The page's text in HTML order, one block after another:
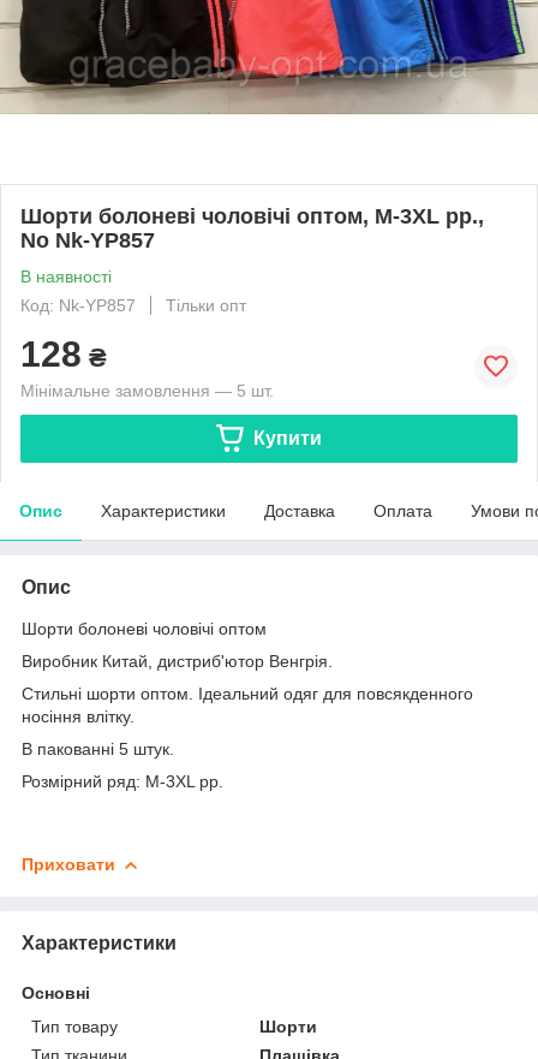
Шорти болоневі чоловічі оптом, M-3XL рр.,
No Nk-YP857
В наявності
Код: Nk-YP857
Тільки опт
128 ₴
Мінімальне замовлення — 5 шт.
Купити
Опис Характеристики Доставка Оплата Умови
Опис
Шорти болоневі чоловічі оптом
Виробник Китай, дистриб'ютор Венгрія.
Стильні шорти оптом. Ідеальний одяг для повсякденного
носіння влітку.
В пакованні 5 штук.
Розмірний ряд: M-3XL рр.
Приховати
Характеристики
Основні
Тип товару
Шорти
Тип тканини
Плащівка